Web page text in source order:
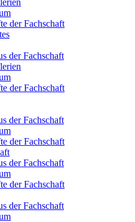
der Fachschaft
der Fachschaft
der Fachschaft
der Fachschaft
der Fachschaft
der Fachschaft
der Fachschaft
der Fachschaft